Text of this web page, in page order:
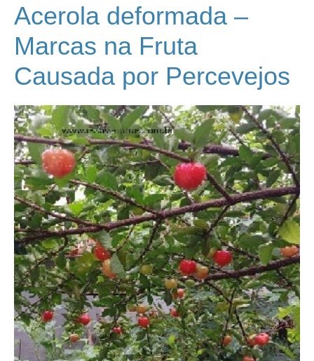
Acerola deformada –
Marcas na Fruta
Causada por Percevejos